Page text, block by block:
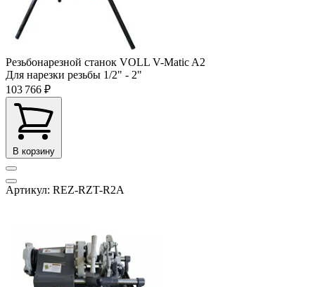
Резьбонарезной станок VOLL V-Matic A2
Для нарезки резьбы 1/2" - 2"
103 766 ₽
В корзину
Артикул: REZ-RZT-R2A